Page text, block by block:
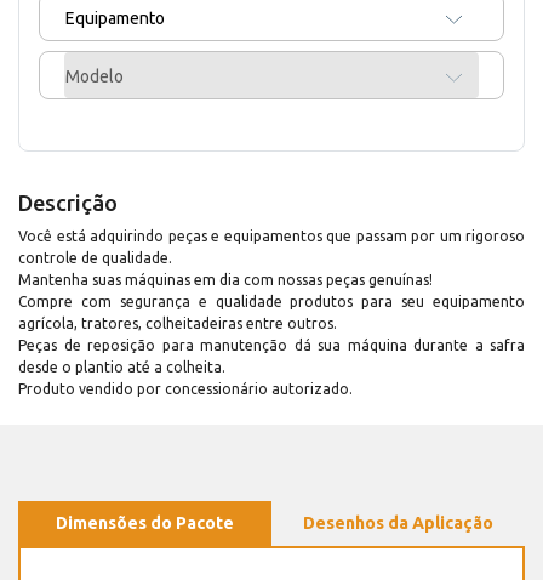
Equipamento
Modelo
Descrição
Você está adquirindo peças e equipamentos que passam por um rigoroso
controle de qualidade.
Mantenha suas máquinas em dia com nossas peças genuínas!
Compre com segurança e qualidade produtos para seu equipamento
agrícola, tratores, colheitadeiras entre outros.
Peças de reposição para manutenção dá sua máquina durante a safra
desde o plantio até a colheita.
Produto vendido por concessionário autorizado.
Dimensões do Pacote Desenhos da Aplicação